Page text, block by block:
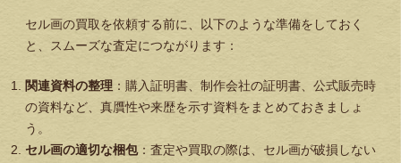
セル画の買取を依頼する前に、以下のような準備をしておく
と、スムーズな査定につながります：
関連資料の整理 ：購入証明書、制作会社の証明書、公式販売時
の資料など、真贋性や来歴を示す資料をまとめておきましょ
う。
セル画の適切な梱包：査定や買取の際は、セル画が破損しない